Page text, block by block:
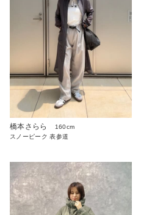
橋本さらら
160cm
スノーピーク 表参道